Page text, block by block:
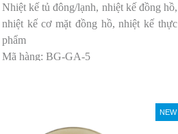
Nhiệt kế tủ đông/lạnh, nhiệt kế đồng hồ,
nhiệt kế cơ mặt đồng hồ, nhiệt kế thực
phẩm
Mã hàng: BG-GA-5
NEW